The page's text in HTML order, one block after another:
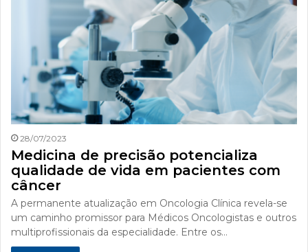
28/07/2023
Medicina de precisão potencializa
qualidade de vida em pacientes com
câncer
A permanente atualização em Oncologia Clínica revela-se
um caminho promissor para Médicos Oncologistas e outros
multiprofissionais da especialidade. Entre os…